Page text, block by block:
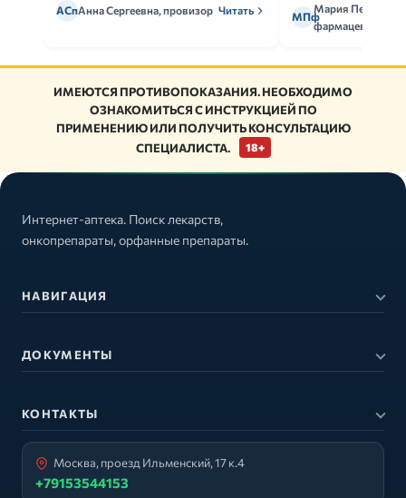
АСпАнна Сергеевна, провизор Читать МПф
Мария Петрова,
фармацевт
ИМЕЮТСЯ ПРОТИВОПОКАЗАНИЯ. НЕОБХОДИМО
ОЗНАКОМИТЬСЯ С ИНСТРУКЦИЕЙ ПО
ПРИМЕНЕНИЮ ИЛИ ПОЛУЧИТЬ КОНСУЛЬТАЦИЮ
СПЕЦИАЛИСТА.
18+
Интернет-аптека. Поиск лекарств,
онкопрепараты, орфанные препараты.
НАВИГАЦИЯ
ДОКУМЕНТЫ
КОНТАКТЫ
Москва, проезд Ильменский, 17 к.4
+79153544153